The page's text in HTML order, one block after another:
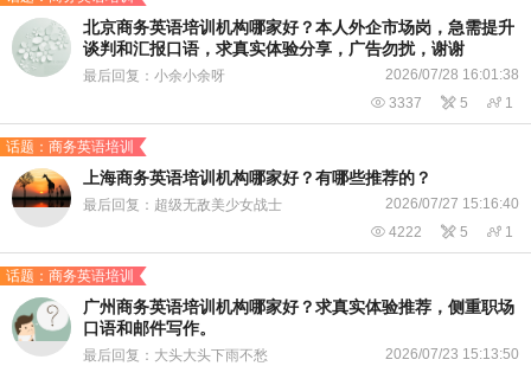
​北京商务英语培训机构哪家好？本人外企市场岗，急需提升
谈判和汇报口语，求真实体验分享，广告勿扰，谢谢
最后回复：小余小余呀 2026/07/28 16:01:38
 3337  5  1
话题：商务英语培训
上海商务英语培训机构哪家好？有哪些推荐的？
最后回复：超级无敌美少女战士 2026/07/27 15:16:40
 4222  5  1
话题：商务英语培训
广州商务英语培训机构哪家好？求真实体验推荐，侧重职场
口语和邮件写作。
最后回复：大头大头下雨不愁 2026/07/23 15:13:50